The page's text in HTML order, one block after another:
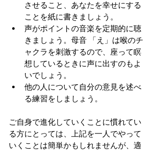
させること、あなたを幸せにする
ことを紙に書きましょう。
声がポイントの音楽を定期的に聴
きましょう。母音 「え」は喉のチ
ャクラを刺激するので、座って瞑
想しているときに声に出すのもよ
いでしょう。
他の人について自分の意見を述べ
る練習をしましょう。
ご自身で進化していくことに慣れてい
る方にとっては、上記を一人でやって
いくことは簡単かもしれませんが、適